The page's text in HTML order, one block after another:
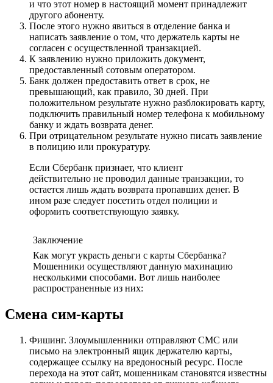
и что этот номер в настоящий момент принадлежит
другого абоненту.
После этого нужно явиться в отделение банка и
написать заявление о том, что держатель карты не
согласен с осуществленной транзакцией.
К заявлению нужно приложить документ,
предоставленный сотовым оператором.
Банк должен предоставить ответ в срок, не
превышающий, как правило, 30 дней. При
положительном результате нужно разблокировать карту,
подключить правильный номер телефона к мобильному
банку и ждать возврата денег.
При отрицательном результате нужно писать заявление
в полицию или прокуратуру.
Если Сбербанк признает, что клиент
действительно не проводил данные транзакции, то
остается лишь ждать возврата пропавших денег. В
ином разе следует посетить отдел полиции и
оформить соответствующую заявку.
Заключение
Как могут украсть деньги с карты Сбербанка?
Мошенники осуществляют данную махинацию
несколькими способами. Вот лишь наиболее
распространенные из них:
Смена сим-карты
Фишинг. Злоумышленники отправляют СМС или
письмо на электронный ящик держателю карты,
содержащее ссылку на вредоносный ресурс. После
перехода на этот сайт, мошенникам становятся известны